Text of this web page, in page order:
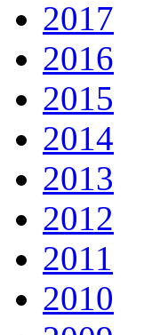
2017
2016
2015
2014
2013
2012
2011
2010